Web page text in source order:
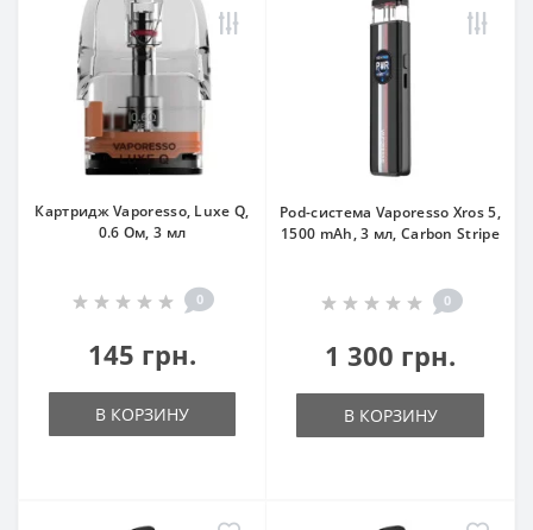
Картридж Vaporesso, Luxe Q,
0.6 Ом, 3 мл
0
145 грн.
В КОРЗИНУ
Pod-система Vaporesso Xros 5,
1500 mAh, 3 мл, Carbon Stripe
0
1 300 грн.
В КОРЗИНУ